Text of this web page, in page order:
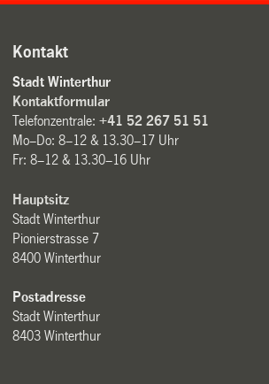
Kontakt
Stadt Winterthur
Kontaktformular
Telefonzentrale:+41 52 267 51 51
Mo–Do: 8–12 & 13.30–17 Uhr
Fr: 8–12 & 13.30–16 Uhr
Hauptsitz
Stadt Winterthur
Pionierstrasse 7
8400 Winterthur
Postadresse
Stadt Winterthur
8403 Winterthur